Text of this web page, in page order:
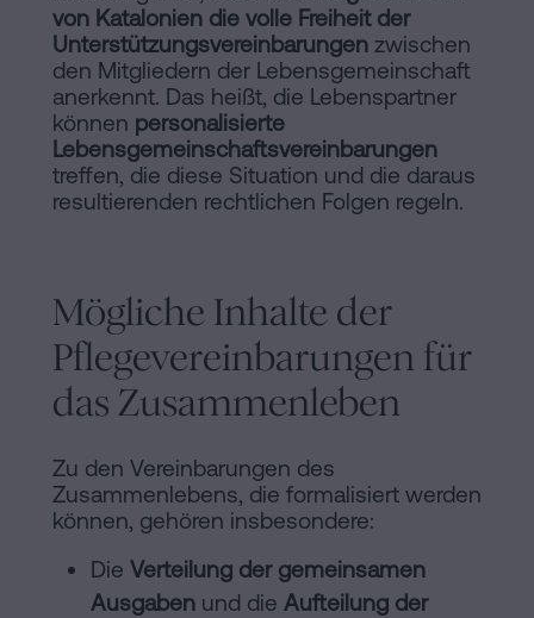
von Katalonien die volle Freiheit der
Unterstützungsvereinbarungen zwischen
den Mitgliedern der Lebensgemeinschaft
anerkennt. Das heißt, die Lebenspartner
können personalisierte
Lebensgemeinschaftsvereinbarungen
treffen, die diese Situation und die daraus
resultierenden rechtlichen Folgen regeln.
Mögliche Inhalte der
Pflegevereinbarungen für
das Zusammenleben
Zu den Vereinbarungen des
Zusammenlebens, die formalisiert werden
können, gehören insbesondere:
Die Verteilung der gemeinsamen
Ausgaben und die Aufteilung der